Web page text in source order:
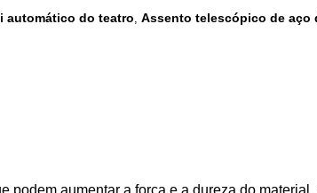
automático do teatro, Assento telescópico de aço
aumentar a força e a dureza do